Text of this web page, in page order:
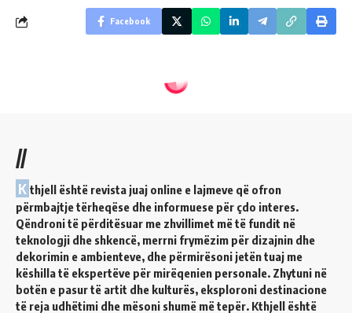
Facebook
//
K thjell është revista juaj online e lajmeve që ofron
përmbajtje tërheqëse dhe informuese për çdo interes.
Qëndroni të përditësuar me zhvillimet më të fundit në
teknologji dhe shkencë, merrni frymëzim për dizajnin dhe
dekorimin e ambienteve, dhe përmirësoni jetën tuaj me
këshilla të ekspertëve për mirëqenien personale. Zhytuni në
botën e pasur të artit dhe kulturës, eksploroni destinacione
të reja udhëtimi dhe mësoni shumë më tepër. Kthjell është